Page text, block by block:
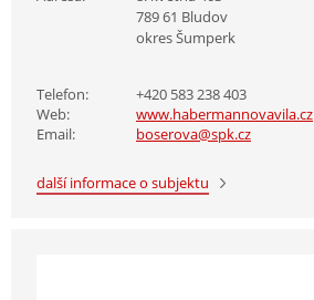
789 61 Bludov
okres Šumperk
Telefon:
+420 583 238 403
Web:
www.habermannovavila.cz
Email:
boserova@spk.cz
další informace o subjektu